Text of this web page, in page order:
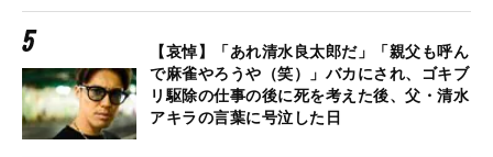
【哀悼】「あれ清水良太郎だ」「親父も呼ん
で麻雀やろうや（笑）」バカにされ、ゴキブ
リ駆除の仕事の後に死を考えた後、父・清水
アキラの言葉に号泣した日